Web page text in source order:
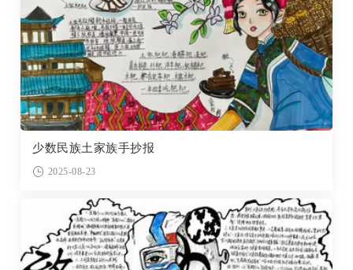
少数民族土家族手抄报
2025-08-23